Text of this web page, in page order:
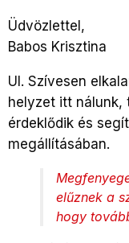
Üdvözlettel,
Babos Krisztina
UI. Szívesen
helyzet itt nálunk,
érdeklődik és
megállításában.
elűznek a
hogy